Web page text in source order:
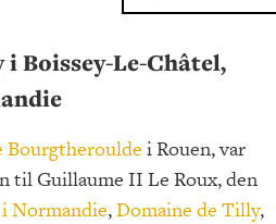
Boissey-Le-Châtel,
Bourgtherouldei Rouen, var
til Guillaume II Le Roux, den
Normandie,Domaine de Tilly,